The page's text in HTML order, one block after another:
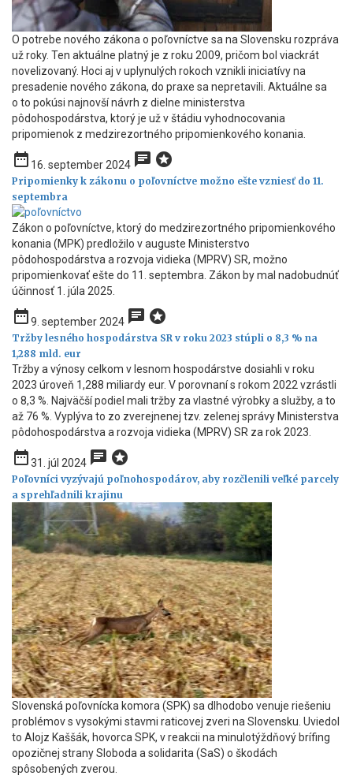
O potrebe nového zákona o poľovníctve sa na Slovensku rozpráva
už roky. Ten aktuálne platný je z roku 2009, pričom bol viackrát
novelizovaný. Hoci aj v uplynulých rokoch vznikli iniciatívy na
presadenie nového zákona, do praxe sa nepretavili. Aktuálne sa
o to pokúsi najnovší návrh z dielne ministerstva
pôdohospodárstva, ktorý je už v štádiu vyhodnocovania
pripomienok z medzirezortného pripomienkového konania.
date_range 16. september 2024 chat stars
Pripomienky k zákonu o poľovníctve možno ešte vzniesť do 11.
septembra
Zákon o poľovníctve, ktorý do medzirezortného pripomienkového
konania (MPK) predložilo v auguste Ministerstvo
pôdohospodárstva a rozvoja vidieka (MPRV) SR, možno
pripomienkovať ešte do 11. septembra. Zákon by mal nadobudnúť
účinnosť 1. júla 2025.
date_range9. september 2024 chat stars
Tržby lesného hospodárstva SR v roku 2023 stúpli o 8,3 % na
1,288 mld. eur
Tržby a výnosy celkom v lesnom hospodárstve dosiahli v roku
2023 úroveň 1,288 miliardy eur. V porovnaní s rokom 2022 vzrástli
o 8,3 %. Najväčší podiel mali tržby za vlastné výrobky a služby, a to
až 76 %. Vyplýva to zo zverejnenej tzv. zelenej správy Ministerstva
pôdohospodárstva a rozvoja vidieka (MPRV) SR za rok 2023.
date_range31. júl 2024 chat stars
Poľovníci vyzývajú poľnohospodárov, aby rozčlenili veľké parcely
a sprehľadnili krajinu
Slovenská poľovnícka komora (SPK) sa dlhodobo venuje riešeniu
problémov s vysokými stavmi raticovej zveri na Slovensku. Uviedol
to Alojz Kaššák, hovorca SPK, v reakcii na minulotýždňový brífing
opozičnej strany Sloboda a solidarita (SaS) o škodách
spôsobených zverou.